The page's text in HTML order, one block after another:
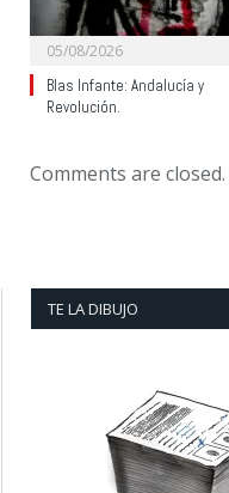
05/08/2026
Blas Infante: Andalucía y
Revolución.
Comments are closed.
TE LA DIBUJO